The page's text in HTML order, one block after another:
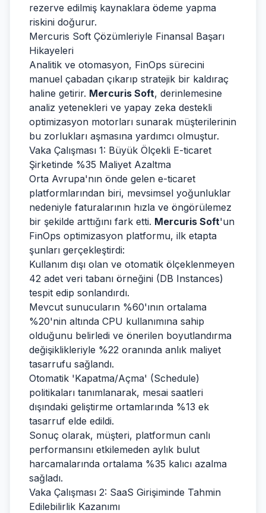
rezerve edilmiş kaynaklara ödeme yapma
riskini doğurur.
Mercuris Soft Çözümleriyle Finansal Başarı
Hikayeleri
Analitik ve otomasyon, FinOps sürecini
manuel çabadan çıkarıp stratejik bir kaldıraç
haline getirir. Mercuris Soft, derinlemesine
analiz yetenekleri ve yapay zeka destekli
optimizasyon motorları sunarak müşterilerinin
bu zorlukları aşmasına yardımcı olmuştur.
Vaka Çalışması 1: Büyük Ölçekli E-ticaret
Şirketinde %35 Maliyet Azaltma
Orta Avrupa'nın önde gelen e-ticaret
platformlarından biri, mevsimsel yoğunluklar
nedeniyle faturalarının hızla ve öngörülemez
bir şekilde arttığını fark etti. Mercuris Soft'un
FinOps optimizasyon platformu, ilk etapta
şunları gerçekleştirdi:
Kullanım dışı olan ve otomatik ölçeklenmeyen
42 adet veri tabanı örneğini (DB Instances)
tespit edip sonlandırdı.
Mevcut sunucuların %60'ının ortalama
%20'nin altında CPU kullanımına sahip
olduğunu belirledi ve önerilen boyutlandırma
değişiklikleriyle %22 oranında anlık maliyet
tasarrufu sağlandı.
Otomatik 'Kapatma/Açma' (Schedule)
politikaları tanımlanarak, mesai saatleri
dışındaki geliştirme ortamlarında %13 ek
tasarruf elde edildi.
Sonuç olarak, müşteri, platformun canlı
performansını etkilemeden aylık bulut
harcamalarında ortalama %35 kalıcı azalma
sağladı.
Vaka Çalışması 2: SaaS Girişiminde Tahmin
Edilebilirlik Kazanımı